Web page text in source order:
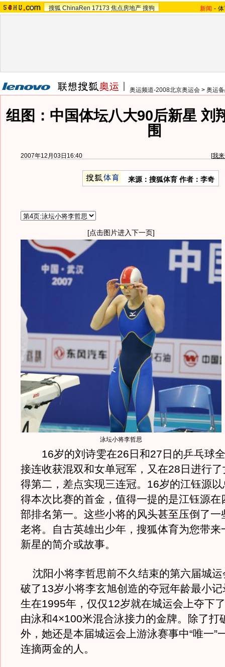
搜狐 ChinaRen 17173 焦点房地产 搜狗 新闻 -
奥运频道-2008北京奥运会 > 奥运
组图：中国体坛八大90后新星 刘
围
2007年12月03日16:40 [我
来源：搜狐体育 作者：李奇
[点击图片进入下一页]
泳坛小将李哲思
16岁的刘诗雯在26日和27日的乒乓球
接连收获混双和女单冠军，又在28日进行
得第二，差点实现三连冠。16岁的江钰源
得本次比赛的首金，值得一提的是江钰源在
部排名第一。这些小将的风头甚至压倒了一
老将。自古英雄出少年，搜狐体育为您带来
新星的简介或故事。
沈阳小将李哲思前不久结束的第六届城运
破了13岁小将李玄旭创造的夺冠年龄最小
生在1995年，仅仅12岁就在城运会上夺下
由泳和4×100米混合泳接力的金牌。除了打
外，她还是本届城运会上游泳赛事中“唯一”
连摘两金的人。